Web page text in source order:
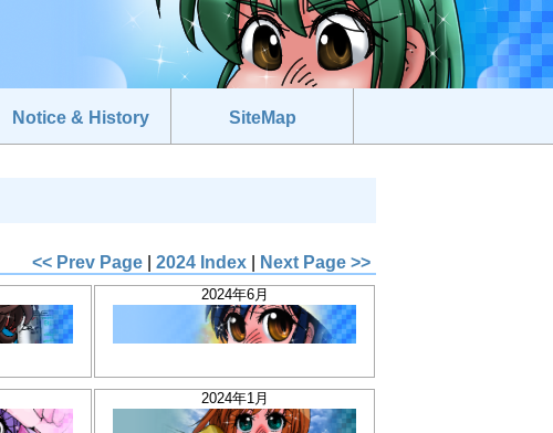
Notice & History SiteMap
<< Prev Page | 2024 Index | Next Page >>
2024年6月
2024年1月